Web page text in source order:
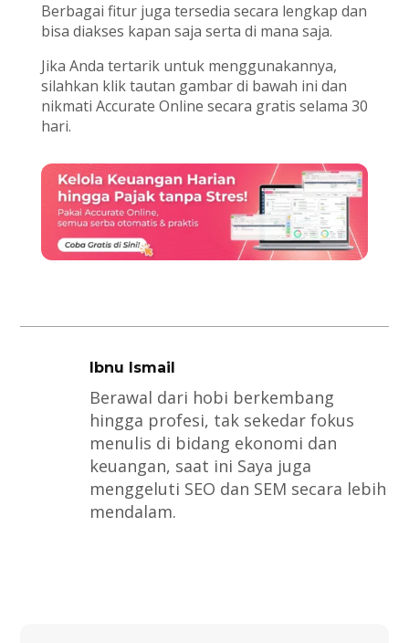
Berbagai fitur juga tersedia secara lengkap dan
bisa diakses kapan saja serta di mana saja.
Jika Anda tertarik untuk menggunakannya,
silahkan klik tautan gambar di bawah ini dan
nikmati Accurate Online secara gratis selama 30
hari.
Ibnu Ismail
Berawal dari hobi berkembang
hingga profesi, tak sekedar fokus
menulis di bidang ekonomi dan
keuangan, saat ini Saya juga
menggeluti SEO dan SEM secara lebih
mendalam.